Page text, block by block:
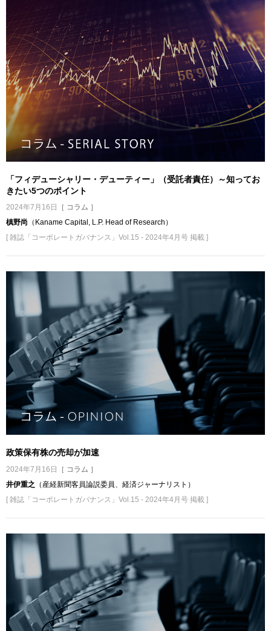
「フィデューシャリー・デューティー」（受託者責任）～知ってお
きたい5つのポイント
2024年7月16日
［ コラム ］
槙野尚 （Kaname Capital, L.P. Head of Research）
[ 雑誌「コーポレートガバナンス」Vol.15 - 2024年4月号 掲載 ]
政策保有株の売却が加速
2024年7月16日
［ コラム ］
井伊重之 （産経新聞客員論説委員、経済ジャーナリスト）
[ 雑誌「コーポレートガバナンス」Vol.15 - 2024年4月号 掲載 ]